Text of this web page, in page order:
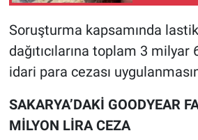
Soruşturma kapsamında
dağıtıcılarına toplam 3
idari para cezası
SAKARYA’DAKİ GOODYEAR
MİLYON LİRA CEZA